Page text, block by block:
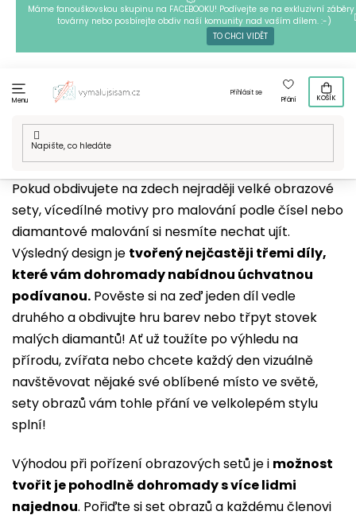
Přejít
obsah
Máme fanouškovskou skupinu na FACEBOOKU! Podívejte se na exkluzivní záběry
továrny nebo posbírejte obdiv naší komunity nad vaším dílem. :-)
TO CHCI VIDĚT
Menu
Přihlásit se
Přání
KOŠÍK
Domů
Vícedílné motivy
Pokud obdivujete na zdech nejraději velké obrazové
sety, vícedílné motivy pro malování podle čísel nebo
diamantové malování si nesmíte nechat ujít.
Výsledný design je tvořený nejčastěji třemi díly,
které vám dohromady nabídnou úchvatnou
podívanou. Pověste si na zeď jeden díl vedle
druhého a obdivujte hru barev nebo třpyt stovek
malých diamantů! Ať už toužíte po výhledu na
přírodu, zvířata nebo chcete každý den vizuálně
navštěvovat nějaké své oblíbené místo ve světě,
sety obrazů vám tohle přání ve velkolepém stylu
splní!
Výhodou při pořízení obrazových setů je i možnost
tvořit je pohodlně dohromady s více lidmi
najednou. Pořiďte si set obrazů a každému členovi